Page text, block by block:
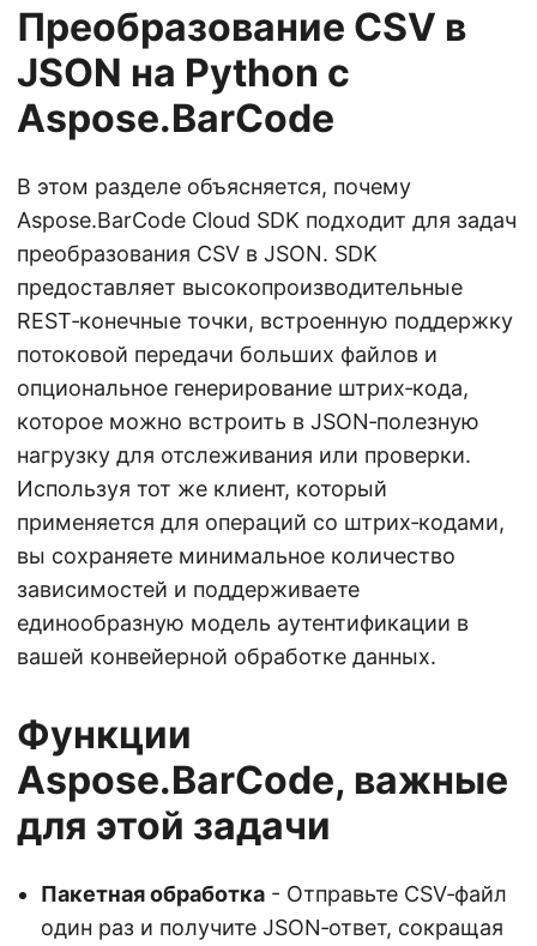
Преобразование CSV в
JSON на Python с
Aspose.BarCode
В этом разделе объясняется, почему
Aspose.BarCode Cloud SDK подходит для задач
преобразования CSV в JSON. SDK
предоставляет высокопроизводительные
REST‑конечные точки, встроенную поддержку
потоковой передачи больших файлов и
опциональное генерирование штрих‑кода,
которое можно встроить в JSON‑полезную
нагрузку для отслеживания или проверки.
Используя тот же клиент, который
применяется для операций со штрих‑кодами,
вы сохраняете минимальное количество
зависимостей и поддерживаете
единообразную модель аутентификации в
вашей конвейерной обработке данных.
Функции
Aspose.BarCode, важные
для этой задачи
Пакетная обработка - Отправьте CSV‑файл
один раз и получите JSON‑ответ, сокращая